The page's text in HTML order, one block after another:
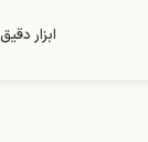
ابزار دقیق